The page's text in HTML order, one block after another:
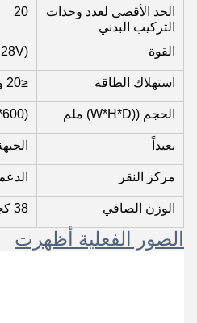
الحد الأقصى لعدد وحدات
التركيب البدني
20
القوة
استهلاك الطاقة ≤20 واط
الحجم ((W*H*D) ملم
بعيداً
مركز النقر
الوزن الصافي 38 كجم
الصور الفعلية أظهرت